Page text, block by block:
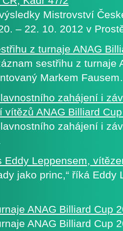
Mistrovství
– 22. 10. 2012 v
z turnaje ANAG
sestřihu z turnaje
Markem
zahájení i
vítězů ANAG Billiard
zahájení i
Eddy Leppensem,
jako princ,“ říká Eddy
ANAG Billiard Cup
ANAG Billiard Cup